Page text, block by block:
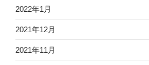
2022年1月
2021年12月
2021年11月